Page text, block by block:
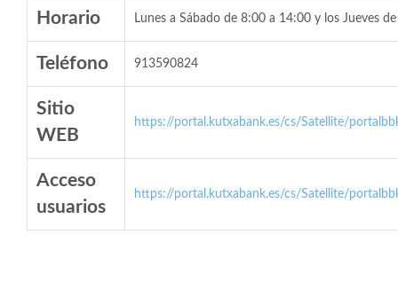
Horario Lunes a Sábado de 8:00 a 14:00 y los Jueves
Teléfono 913590824
Sitio
WEB
https://portal.kutxabank.es/cs/Satellite/
Acceso
usuarios
https://portal.kutxabank.es/cs/Satellite/